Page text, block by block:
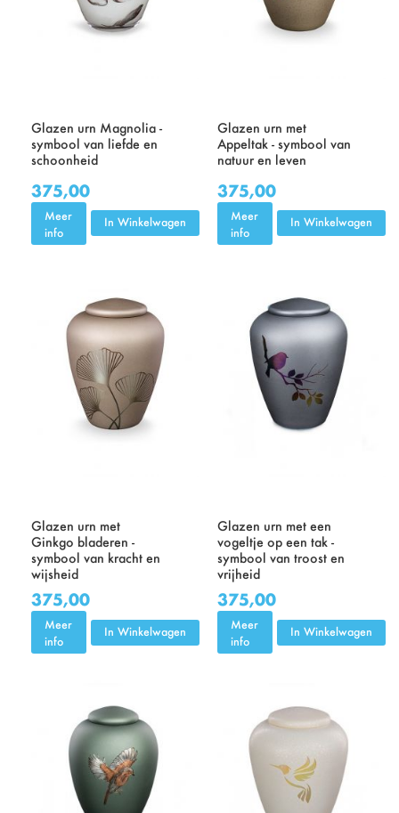
Glazen urn Magnolia -
symbool van liefde en
schoonheid
375,00
Meer
info
In Winkelwagen
Glazen urn met
Appeltak - symbool van
natuur en leven
375,00
Meer
info
In Winkelwagen
Glazen urn met
Ginkgo bladeren -
symbool van kracht en
wijsheid
375,00
Meer
info
In Winkelwagen
Glazen urn met een
vogeltje op een tak -
symbool van troost en
vrijheid
375,00
Meer
info
In Winkelwagen